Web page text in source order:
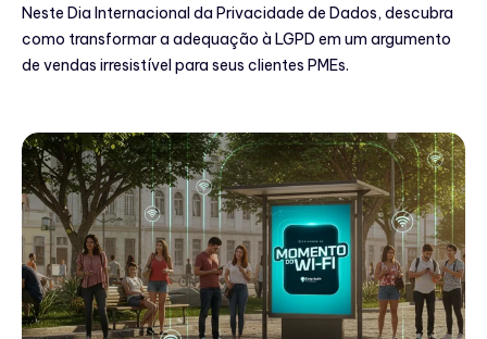
Neste Dia Internacional da Privacidade de Dados, descubra
como transformar a adequação à LGPD em um argumento
de vendas irresistível para seus clientes PMEs.